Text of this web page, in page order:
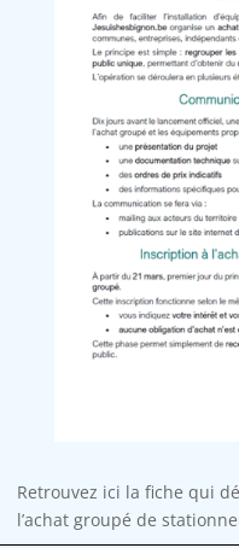
Retrouvez ici la fiche qui
l’achat groupé de